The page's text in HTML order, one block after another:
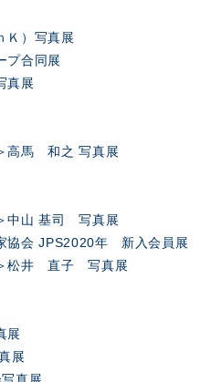
Ｋ）写真展
プ合同展
真展
高馬 和之 写真展
中山 基司 写真展
協会 JPS2020年 新入会員展
＞松井 直子 写真展
展
展